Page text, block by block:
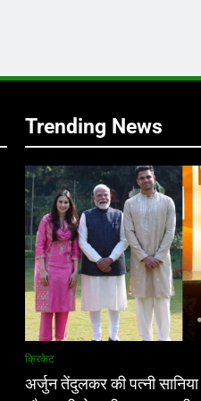
Trending News
क्रिकेट
अर्जुन तेंदुलकर की पत्नी